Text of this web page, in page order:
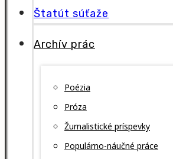
Štatút súťaže
Archív prác
Poézia
Próza
Žurnalistické príspevky
Populárno-náučné práce